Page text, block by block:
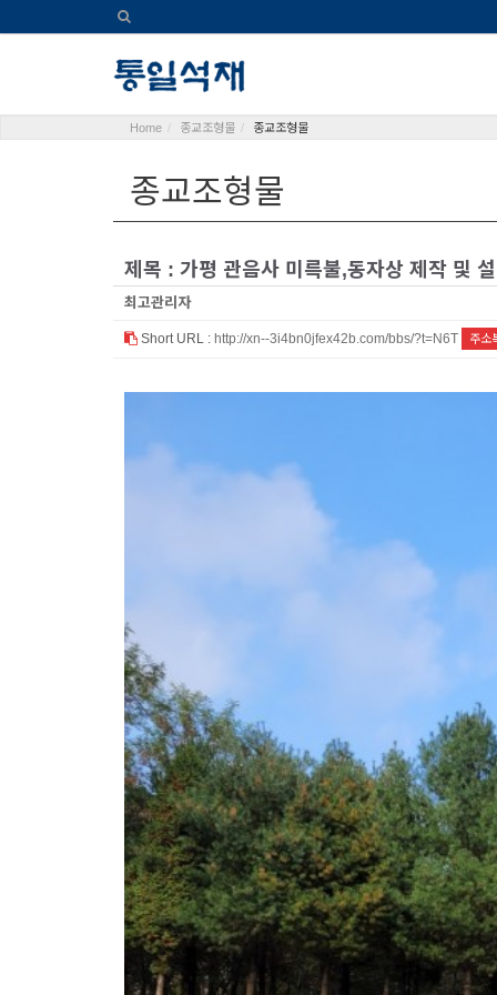
Home 종교조형물 종교조형물
종교조형물
제목 : 가평 관음사 미륵불,동자상 제작 및
최고관리자
Short URL : http://xn--3i4bn0jfex42b.com/bbs/?t=N6T 주소